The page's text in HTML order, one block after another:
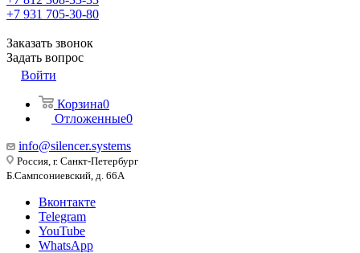
+7 931 705-30-80
Заказать звонок
Задать вопрос
Войти
Корзина0
Отложенные0
info@silencer.systems
Россия, г. Санкт-Петербург
Б.Сампсониевский, д. 66А
Вконтакте
Telegram
YouTube
WhatsApp